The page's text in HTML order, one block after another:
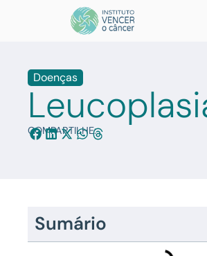
Doenças
COMPARTILHE:
Sumário